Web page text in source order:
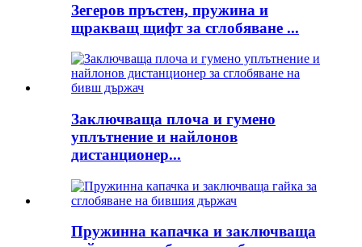
Зегеров пръстен, пружина и
щракващ щифт за сглобяване ...
Заключваща плоча и гумено
уплътнение и найлонов
дистанционер...
Пружинна капачка и заключваща